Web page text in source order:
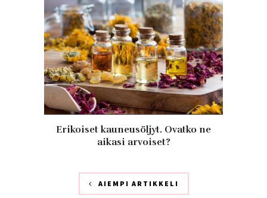
Erikoiset kauneusöljyt. Ovatko ne
aikasi arvoiset?
AIEMPI ARTIKKELI